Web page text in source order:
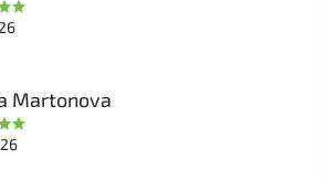
Martonova